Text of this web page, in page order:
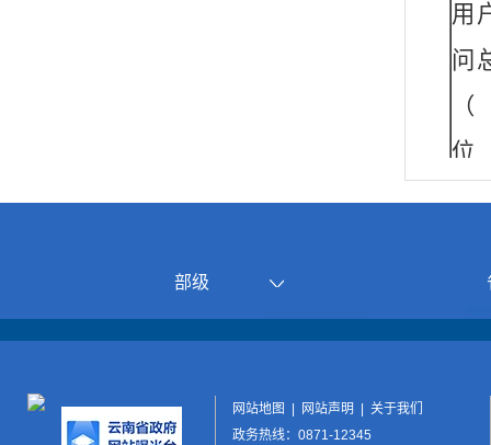
用
问
个
总
量
部级
网站地图 网站声明
关于我们
政务热线：0871-12345